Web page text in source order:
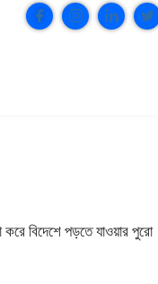
করে বিদেশে পড়তে যাওয়ার পুরো